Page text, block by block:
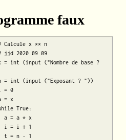
faux
Calcule x ** n
jjd 2020 09 09
= int (input ("Nombre de base ?
= int (input ("Exposant ? "))
= 0
= x
True:
a = a * x
i = i + 1
t = n - 1